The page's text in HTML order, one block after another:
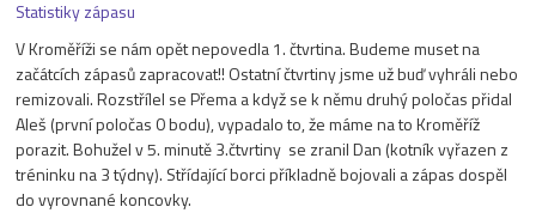
Statistiky zápasu
V Kroměříži se nám opět nepovedla 1. čtvrtina. Budeme muset na
začátcích zápasů zapracovat!! Ostatní čtvrtiny jsme už buď vyhráli nebo
remizovali. Rozstřílel se Přema a když se k němu druhý poločas přidal
Aleš (první poločas 0 bodu), vypadalo to, že máme na to Kroměříž
porazit. Bohužel v 5. minutě 3.čtvrtiny se zranil Dan (kotník vyřazen z
tréninku na 3 týdny). Střídající borci příkladně bojovali a zápas dospěl
do vyrovnané koncovky.